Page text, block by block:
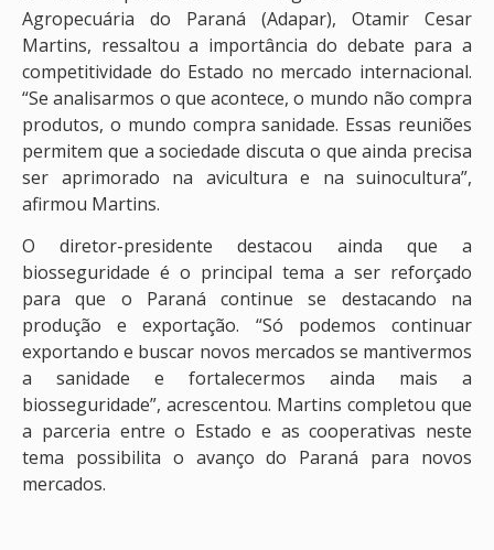
Agropecuária do Paraná (Adapar), Otamir Cesar
Martins, ressaltou a importância do debate para a
competitividade do Estado no mercado internacional.
“Se analisarmos o que acontece, o mundo não compra
produtos, o mundo compra sanidade. Essas reuniões
permitem que a sociedade discuta o que ainda precisa
ser aprimorado na avicultura e na suinocultura”,
afirmou Martins.
O diretor-presidente destacou ainda que a
biosseguridade é o principal tema a ser reforçado
para que o Paraná continue se destacando na
produção e exportação. “Só podemos continuar
exportando e buscar novos mercados se mantivermos
a sanidade e fortalecermos ainda mais a
biosseguridade”, acrescentou. Martins completou que
a parceria entre o Estado e as cooperativas neste
tema possibilita o avanço do Paraná para novos
mercados.